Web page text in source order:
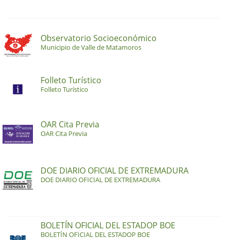
Observatorio Socioeconómico
Municipio de Valle de Matamoros
Folleto Turístico
Folleto Turístico
OAR Cita Previa
OAR Cita Previa
DOE DIARIO OFICIAL DE EXTREMADURA
DOE DIARIO OFICIAL DE EXTREMADURA
BOLETÍN OFICIAL DEL ESTADOP BOE
BOLETÍN OFICIAL DEL ESTADOP BOE